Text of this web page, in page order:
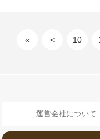
« < 10
運営会社について